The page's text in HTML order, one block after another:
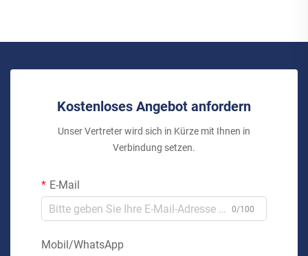
Kostenloses Angebot anfordern
Unser Vertreter wird sich in Kürze mit Ihnen in
Verbindung setzen.
E-Mail
0/100
Mobil/WhatsApp